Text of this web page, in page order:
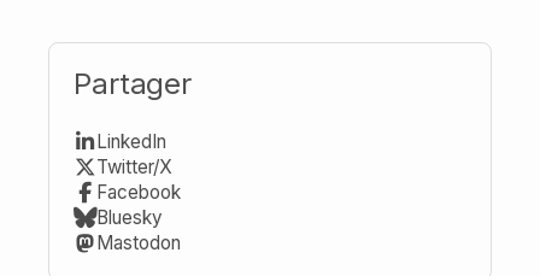
Partager
LinkedIn
Twitter/X
Facebook
Bluesky
Mastodon